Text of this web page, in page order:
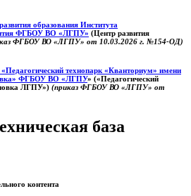
образования Института
ФГБОУ ВО «ЛГПУ» (Центр развития
ФГБОУ ВО «ЛГПУ» от 10.03.2026 г. №154-ОД)
технопарк «Кванториум» имени
ФГБОУ ВО «ЛГПУ» («Педагогический
ЛГПУ») (приказ ФГБОУ ВО «ЛГПУ» от
база
контента